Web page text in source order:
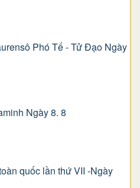
Phó Tế - Tử Đạo Ngày
Ngày 8. 8
quốc lần thứ VII -Ngày